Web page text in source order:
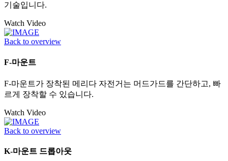
기술입니다.
Watch Video
Back to overview
F-마운트
F-마운트가 장착된 메리다 자전거는 머드가드를 간단하고, 빠
르게 장착할 수 있습니다.
Watch Video
Back to overview
K-마운트 드롭아웃